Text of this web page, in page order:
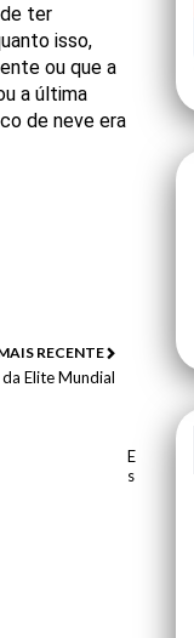
ter
isso,
ou que a
a última
de neve era
RECENTE
Elite Mundial
E
s